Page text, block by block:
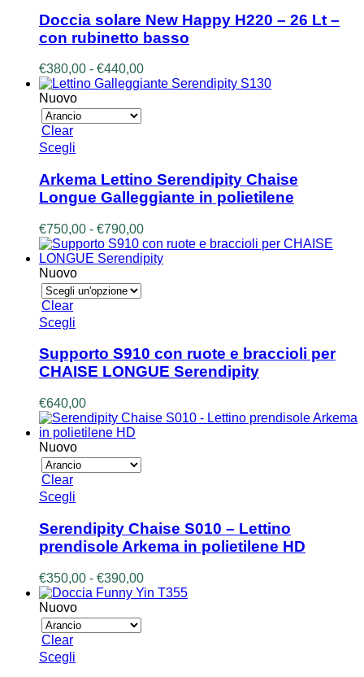
del
prodotto
ha
più
varianti.
Le
opzioni
possono
essere
scelte
prodotto
Doccia solare New Happy H220 – 26 Lt –
con rubinetto basso
€380,00 - €440,00Fascia
di
Nuovo
Clear
Scegli
ha
più
varianti.
opzioni
possono
essere
scelte
nella
Arkema Lettino Serendipity Chaise
Longue Galleggiante in polietilene
€750,00 - €790,00Fascia
di
prezzo:
Nuovo
Clear
Scegli
ha
più
varianti.
Le
opzioni
possono
essere
scelte
nella
Supporto S910 con ruote e braccioli per
CHAISE LONGUE Serendipity
€640,00
Nuovo
Clear
Scegli
ha
più
varianti.
opzioni
possono
essere
scelte
Serendipity Chaise S010 – Lettino
prendisole Arkema in polietilene HD
€350,00 - €390,00Fascia
di
Nuovo
Clear
Scegli